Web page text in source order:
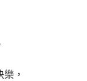
，